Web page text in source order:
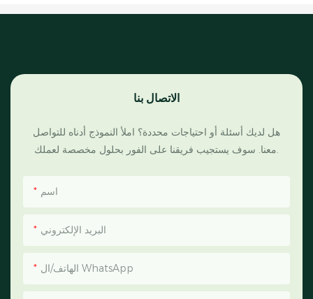
الاتصال بنا
هل لديك أسئلة أو احتياجات محددة؟ املأ النموذج أدناه للتواصل
معنا. سوف يستجيب فريقنا على الفور بحلول مخصصة لعملك.
اسم
البريد الإلكتروني
الهاتف/ال WhatsApp